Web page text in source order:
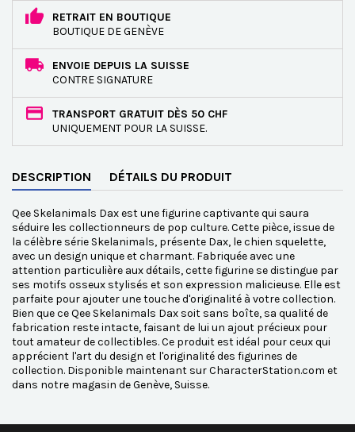
RETRAIT EN BOUTIQUE
BOUTIQUE DE GENÈVE
ENVOIE DEPUIS LA SUISSE
CONTRE SIGNATURE
TRANSPORT GRATUIT DÈS 50 CHF
UNIQUEMENT POUR LA SUISSE.
DESCRIPTION DÉTAILS DU PRODUIT
Qee Skelanimals Dax est une figurine captivante qui saura
séduire les collectionneurs de pop culture. Cette pièce, issue de
la célèbre série Skelanimals, présente Dax, le chien squelette,
avec un design unique et charmant. Fabriquée avec une
attention particulière aux détails, cette figurine se distingue par
ses motifs osseux stylisés et son expression malicieuse. Elle est
parfaite pour ajouter une touche d'originalité à votre collection.
Bien que ce Qee Skelanimals Dax soit sans boîte, sa qualité de
fabrication reste intacte, faisant de lui un ajout précieux pour
tout amateur de collectibles. Ce produit est idéal pour ceux qui
apprécient l'art du design et l'originalité des figurines de
collection. Disponible maintenant sur CharacterStation.com et
dans notre magasin de Genève, Suisse.